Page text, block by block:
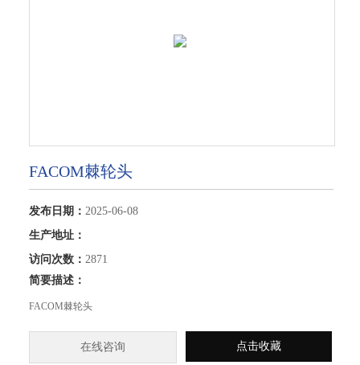
FACOM棘轮头
发布日期： 2025-06-08
生产地址：
访问次数： 2871
简要描述：
FACOM棘轮头
在线咨询 点击收藏